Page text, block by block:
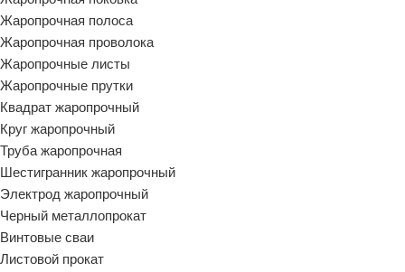
Жаропрочная полоса
Жаропрочная проволока
Жаропрочные листы
Жаропрочные прутки
Квадрат жаропрочный
Круг жаропрочный
Труба жаропрочная
Шестигранник жаропрочный
Электрод жаропрочный
Черный металлопрокат
Винтовые сваи
Листовой прокат